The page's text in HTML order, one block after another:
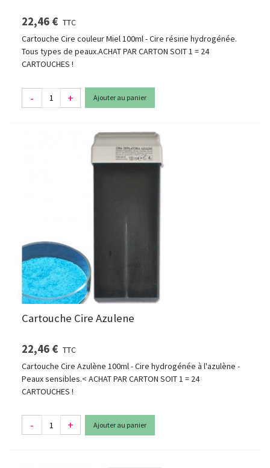
22,46 € TTC
Cartouche Cire couleur Miel 100ml - Cire résine hydrogénée.
Tous types de peaux.ACHAT PAR CARTON SOIT 1 = 24
CARTOUCHES !
- + Ajouter au panier
Cartouche Cire Azulene
22,46 € TTC
Cartouche Cire Azulène 100ml - Cire hydrogénée à l'azulène -
Peaux sensibles.< ACHAT PAR CARTON SOIT 1 = 24
CARTOUCHES !
- + Ajouter au panier